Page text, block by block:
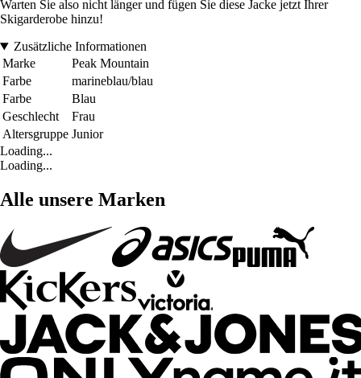
Warten Sie also nicht länger und fügen Sie diese Jacke jetzt Ihrer
Skigarderobe hinzu!
Zusätzliche Informationen
Marke
Peak Mountain
Farbe
marineblau/blau
Farbe
Blau
Geschlecht
Frau
Altersgruppe Junior
Loading...
Loading...
Alle unsere Marken